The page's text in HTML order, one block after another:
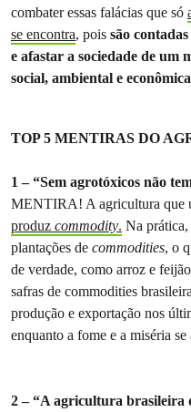
combater essas falácias que só
se encontra, pois são
e afastar a sociedade de um
social, ambiental e econômica
TOP 5 MENTIRAS DO
1 – “Sem agrotóxicos não
MENTIRA! A agricultura que
produz commodity. Na
plantações de commodities, o
de verdade, como arroz e
safras de commodities
produção e exportação nos
enquanto a fome e a miséria
2 – “A agricultura brasileira